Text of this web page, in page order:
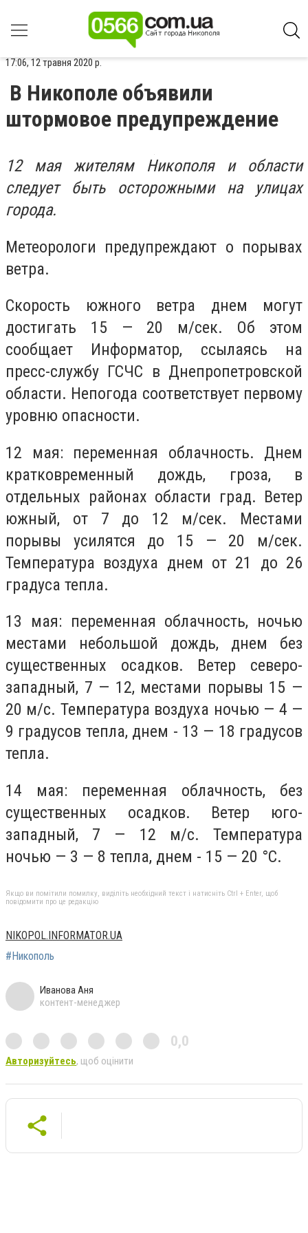
17:06, 12 травня 2020 р.
В Никополе объявили
штормовое предупреждение
12 мая жителям Никополя и области
следует быть осторожными на улицах
города.
Метеорологи предупреждают о порывах
ветра.
Скорость южного ветра днем могут
достигать 15 — 20 м/сек. Об этом
сообщает Информатор, ссылаясь на
пресс-службу ГСЧС в Днепропетровской
области. Непогода соответствует первому
уровню опасности.
12 мая: переменная облачность. Днем
кратковременный дождь, гроза, в
отдельных районах области град. Ветер
южный, от 7 до 12 м/сек. Местами
порывы усилятся до 15 — 20 м/сек.
Температура воздуха днем от 21 до 26
градуса тепла.
13 мая: переменная облачность, ночью
местами небольшой дождь, днем без
существенных осадков. Ветер северо-
западный, 7 — 12, местами порывы 15 —
20 м/с. Температура воздуха ночью — 4 —
9 градусов тепла, днем ​​- 13 — 18 градусов
тепла.
14 мая: переменная облачность, без
существенных осадков. Ветер юго-
западный, 7 — 12 м/с. Температура
ночью — 3 — 8 тепла, днем ​​- 15 — 20 °С.
Якщо ви помітили помилку, виділіть необхідний текст і натисніть Ctrl + Enter, щоб
повідомити про це редакцію
NIKOPOL.INFORMATOR.UA
#Никополь
Иванова Аня
контент-менеджер
0,0
Авторизуйтесь, щоб оцінити